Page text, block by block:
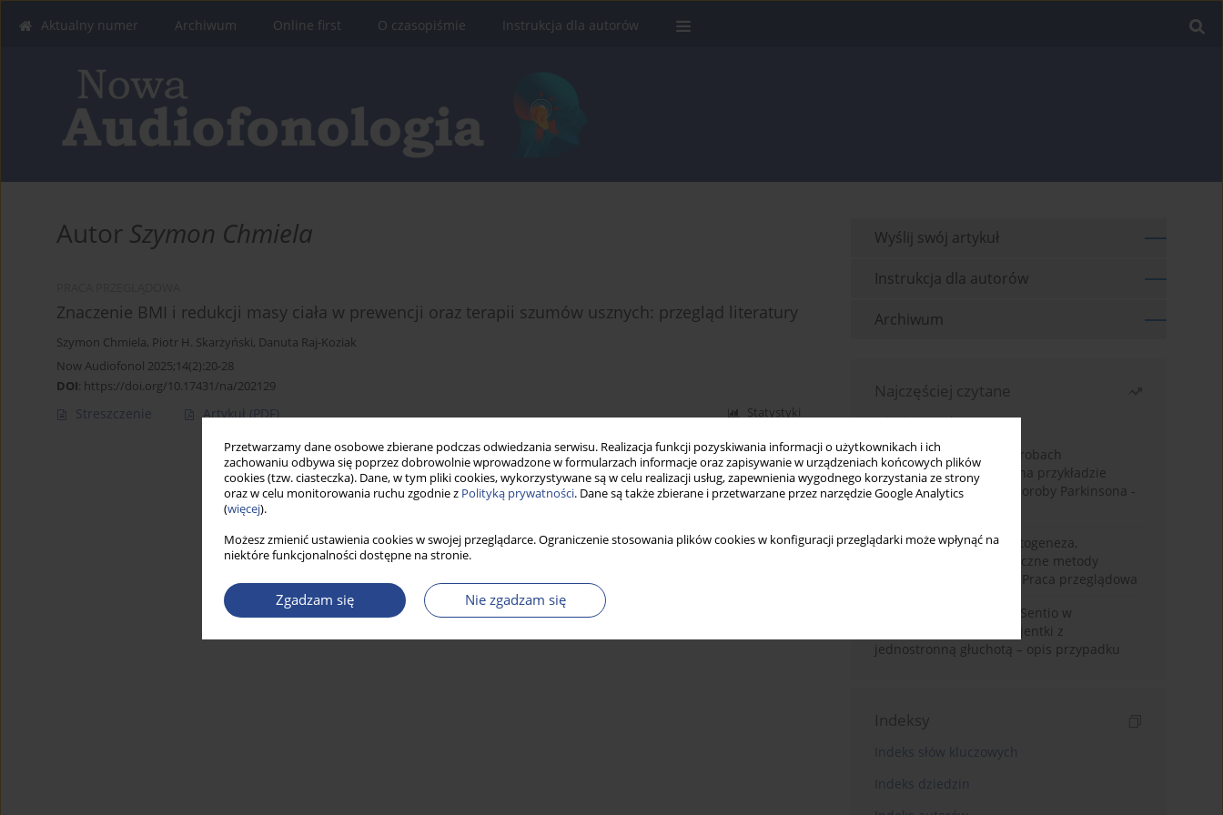
Przetwarzamy dane osobowe zbierane podczas odwiedzania serwisu. Realizacja funkcji pozyskiwania informacji o użytkownikach i ich
zachowaniu odbywa się poprzez dobrowolnie wprowadzone w formularzach informacje oraz zapisywanie w urządzeniach końcowych plików
cookies (tzw. ciasteczka). Dane, w tym pliki cookies, wykorzystywane są w celu realizacji usług, zapewnienia wygodnego korzystania ze strony
oraz w celu monitorowania ruchu zgodnie z Polityką prywatności. Dane są także zbierane i przetwarzane przez narzędzie Google Analytics
(więcej).
Możesz zmienić ustawienia cookies w swojej przeglądarce. Ograniczenie stosowania plików cookies w konfiguracji przeglądarki może wpłynąć na
niektóre funkcjonalności dostępne na stronie.
Zgadzam się Nie zgadzam się
Aktualny numer Archiwum Online first O czasopiśmie Instrukcja dla autorów
Autor Szymon Chmiela
Znaczenie BMI i redukcji masy ciała w prewencji oraz terapii szumów usznych: przegląd literatury
Szymon Chmiela, Piotr H. Skarżyński, Danuta Raj-Koziak
Now Audiofonol 2025;14(2):20-28
DOI: https://doi.org/10.17431/na/202129
Streszczenie Artykuł(PDF) Statystyki
Wyślij swój artykuł
Instrukcja dla autorów
Archiwum
Najczęściej czytane
Miesiąc
Rok
Badanie zmysłów w chorobach
neurodegeneracyjnych na przykładzie
choroby Alzheimera i choroby Parkinsona -
Choroba Meniere’a – patogeneza,
diagnostyka, niechirurgiczne metody
leczenia i kontrowersje. Praca przeglądowa
Wykorzystanie systemu Sentio w
konfiguracji CROS u pacjentki z
jednostronną głuchotą – opis przypadku
Indeksy
Indeks słów kluczowych
Indeks dziedzin